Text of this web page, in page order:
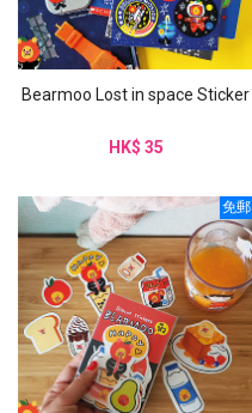
Bearmoo Lost in space Sticker
HK$ 35
免郵